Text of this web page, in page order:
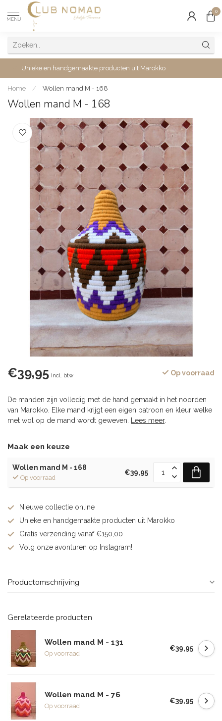
MENU
0
Unieke en handgemaakte producten uit Marokko
Home / Wollen mand M - 168
Wollen mand M - 168
€39,95 Incl. btw Op voorraad
De manden zijn volledig met de hand gemaakt in het noorden
van Marokko. Elke mand krijgt een eigen patroon en kleur welke
met wol op de mand wordt geweven. Lees meer.
Maak een keuze
Wollen mand M - 168
Op voorraad
€39,95
Nieuwe collectie online
Unieke en handgemaakte producten uit Marokko
Gratis verzending vanaf €150,00
Volg onze avonturen op Instagram!
Productomschrijving
Gerelateerde producten
Wollen mand M - 131
Op voorraad
€39,95
Wollen mand M - 76
Op voorraad
€39,95